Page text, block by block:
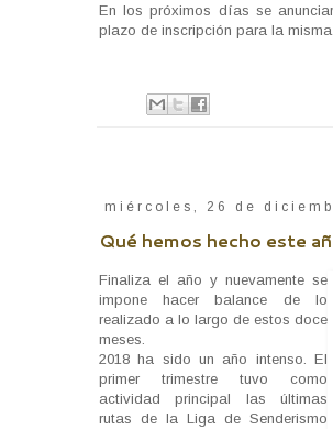
En los próximos días se
plazo de inscripción para la misma.
miércoles, 26 de
Qué hemos hecho este
Finaliza el año y nuevamente se
impone hacer balance de lo
realizado a lo largo de estos doce
meses.
2018 ha sido un año intenso. El
primer trimestre tuvo como
actividad principal las últimas
rutas de la Liga de Senderismo